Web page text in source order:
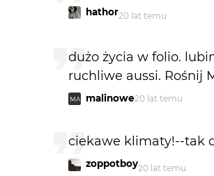
hathor20 lat temu
dużo życia w folio.
ruchliwe aussi. Rośnij
MA malinowe20 lat temu
ciekawe klimaty!--tak
zoppotboy20 lat temu